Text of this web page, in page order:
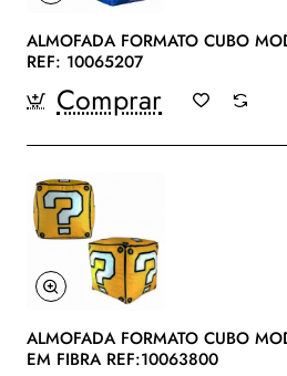
ALMOFADA FORMATO CUBO
REF: 10065207
Comprar
ALMOFADA FORMATO CUBO
EM FIBRA REF:10063800